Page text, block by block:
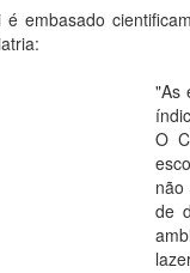
embasado
"As
O
não
de